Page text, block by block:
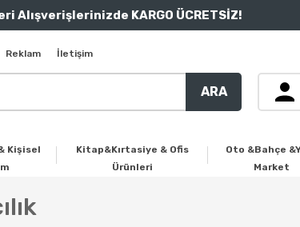
Alışverişlerinizde KARGO ÜCRETSİZ!
Reklam İletişim
ARA
Kişisel
Kitap&Kırtasiye & Ofis
Ürünleri
Oto &Bahçe
Market